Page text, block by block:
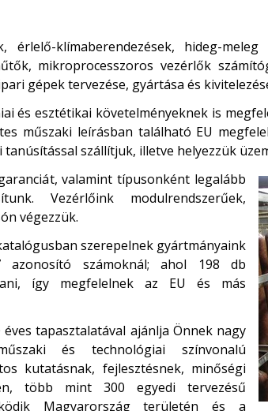
érlelő-klímaberendezések, hideg-
mikroprocesszoros vezérlők
gépek tervezése, gyártása és
és esztétikai követelményeknek is
műszaki leírásban található EU
szállítjuk, illetve helyezzük
valamint típusonként legalább
Vezérlőink modulrendszerűek,
végezzük.
szerepelnek gyártmányaink
azonosító számoknál; ahol 198 db
így megfelelnek az EU és más
tapasztalatával ajánlja Önnek nagy
és technológiai színvonalú
kutatásnak, fejlesztésnek, minőségi
több mint 300 egyedi tervezésű
Magyarország területén és a